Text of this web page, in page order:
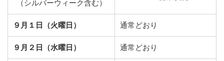
（シルバーウィーク含む）
９月１日（火曜日） 通常どおり
９月２日（水曜日） 通常どおり